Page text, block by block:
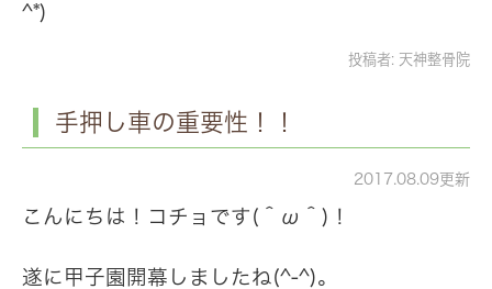
^*)
投稿者: 天神整骨院
手押し車の重要性！！
2017.08.09更新
こんにちは！コチョです(＾ω＾)！
遂に甲子園開幕しましたね(^-^)。